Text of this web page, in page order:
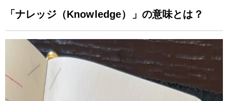
「ナレッジ（Knowledge）」の意味とは？